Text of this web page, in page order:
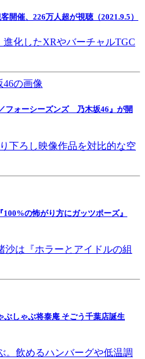
開催、226万人超が視聴（2021.9.5）
化したXRやバーチャルTGC
フォーシーズンズ 乃木坂46』が開
下ろし映像作品を対比的な空
の怖がり方にガッツポーズ』
沙は『ホラーとアイドルの組
ぶしゃぶ将泰庵 そごう千葉店誕生
。飲めるハンバーグや低温調